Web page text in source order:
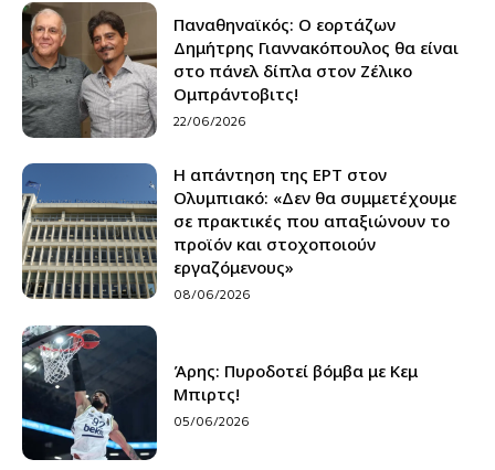
Παναθηναϊκός: Ο εορτάζων
Δημήτρης Γιαννακόπουλος θα είναι
στο πάνελ δίπλα στον Ζέλικο
Ομπράντοβιτς!
22/06/2026
Η απάντηση της ΕΡΤ στον
Ολυμπιακό: «Δεν θα συμμετέχουμε
σε πρακτικές που απαξιώνουν το
προϊόν και στοχοποιούν
εργαζόμενους»
08/06/2026
Άρης: Πυροδοτεί βόμβα με Κεμ
Μπιρτς!
05/06/2026